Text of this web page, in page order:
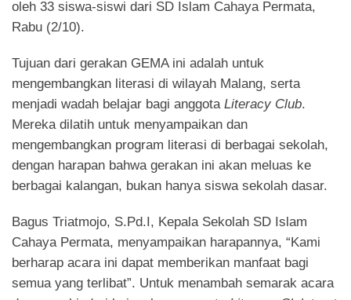
oleh 33 siswa-siswi dari SD Islam Cahaya Permata,
Rabu (2/10).
Tujuan dari gerakan GEMA ini adalah untuk
mengembangkan literasi di wilayah Malang, serta
menjadi wadah belajar bagi anggota Literacy Club.
Mereka dilatih untuk menyampaikan dan
mengembangkan program literasi di berbagai sekolah,
dengan harapan bahwa gerakan ini akan meluas ke
berbagai kalangan, bukan hanya siswa sekolah dasar.
Bagus Triatmojo, S.Pd.I, Kepala Sekolah SD Islam
Cahaya Permata, menyampaikan harapannya, “Kami
berharap acara ini dapat memberikan manfaat bagi
semua yang terlibat”. Untuk menambah semarak acara